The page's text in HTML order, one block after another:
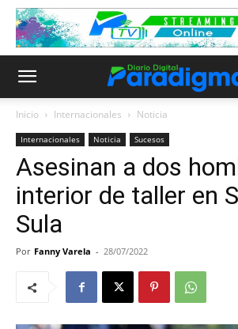
Inicio Internacionales Noticia
Internacionales Noticia Sucesos
Asesinan a dos
interior de taller en
Sula
Por Fanny Varela - 28/07/2022